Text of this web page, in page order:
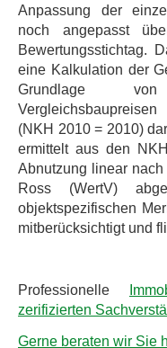
Anpassung der
noch angepasst
Bewertungsstichtag.
eine Kalkulation der
Grundlage
(NKH 2010 = 2010)
ermittelt aus den
Abnutzung linear
Ross (WertV)
objektspezifischen
mitberücksichtigt und
Professionelle
zerifizierten
Gerne beraten wir Sie